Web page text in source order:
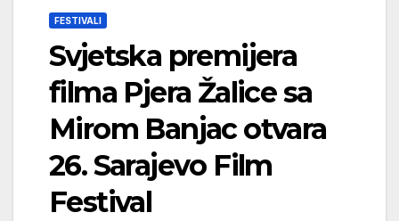
FESTIVALI
Svjetska premijera
filma Pjera Žalice sa
Mirom Banjac otvara
26. Sarajevo Film
Festival